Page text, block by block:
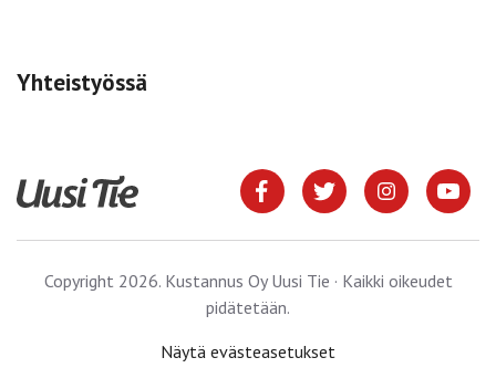
Yhteistyössä
Copyright 2026. Kustannus Oy Uusi Tie · Kaikki oikeudet
pidätetään.
Näytä evästeasetukset